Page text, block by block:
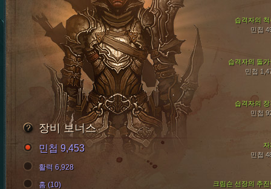
습격자의 돌가
민첩
습격자의 장
민첩
습격자의 척
민첩
크림슨 선장의 추진
민첩
장비 보너스
민첩 9,453
활력 6,928
홈 (10)